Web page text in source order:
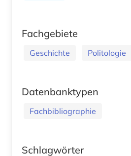
Fachgebiete
Geschichte Politologie
Datenbanktypen
Fachbibliographie
Schlagwörter